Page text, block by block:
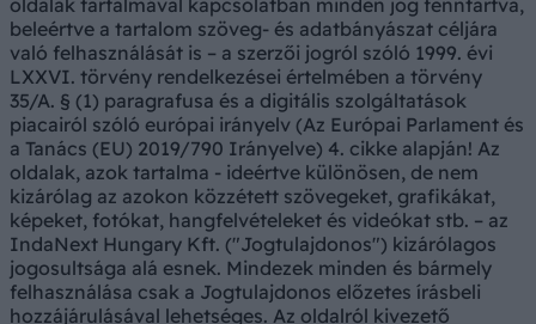
beleértve a tartalom szöveg- és adatbányászat céljára
való felhasználását is – a szerzői jogról szóló 1999. évi
LXXVI. törvény rendelkezései értelmében a törvény
35/A. § (1) paragrafusa és a digitális szolgáltatások
piacairól szóló európai irányelv (Az Európai Parlament és
a Tanács (EU) 2019/790 Irányelve) 4. cikke alapján! Az
oldalak, azok tartalma - ideértve különösen, de nem
kizárólag az azokon közzétett szövegeket, grafikákat,
képeket, fotókat, hangfelvételeket és videókat stb. – az
IndaNext Hungary Kft. ("Jogtulajdonos") kizárólagos
jogosultsága alá esnek. Mindezek minden és bármely
felhasználása csak a Jogtulajdonos előzetes írásbeli
hozzájárulásával lehetséges. Az oldalról kivezető